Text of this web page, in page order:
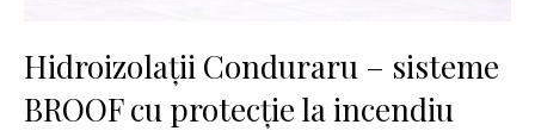
Hidroizolații Conduraru – sisteme
BROOF cu protecție la incendiu